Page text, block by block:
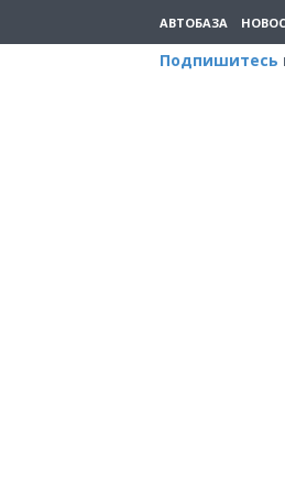
АВТОБАЗА
Подпишитесь